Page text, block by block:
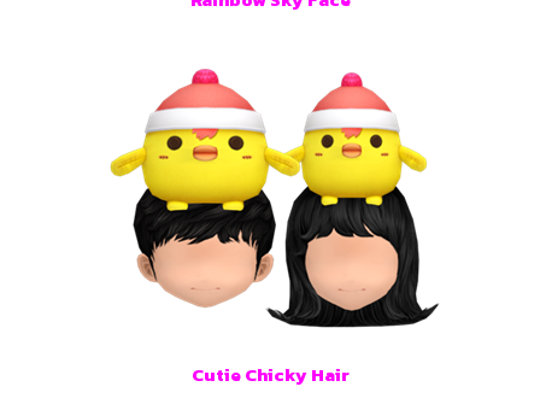
Cutie Chicky Hair